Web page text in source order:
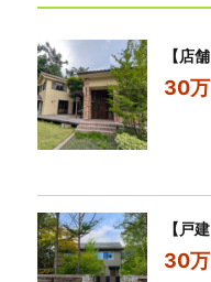
【店
30万
【戸
30万